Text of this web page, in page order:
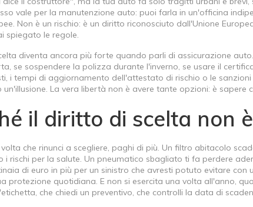
vale per la manutenzione auto: puoi farla in un'officina
Non è un rischio: è un diritto riconosciuto dall'Unione
spiegato le regole.
diventa ancora più forte quando parli di assicurazione auto
se sospendere la polizza durante l'inverno, se usare il
i tempi di aggiornamento dell'attestato di rischio o le
un'illusione. La vera libertà non è avere tante opzioni: è sapere
il diritto di scelta non
che rinunci a scegliere, paghi di più. Un filtro abitacolo
i rischi per la salute. Un pneumatico sbagliato ti fa perdere
di euro in più per un sinistro che avresti potuto evitare con
protezione quotidiana. E non si esercita una volta all'anno,
che chiedi un preventivo, che controlli la data di